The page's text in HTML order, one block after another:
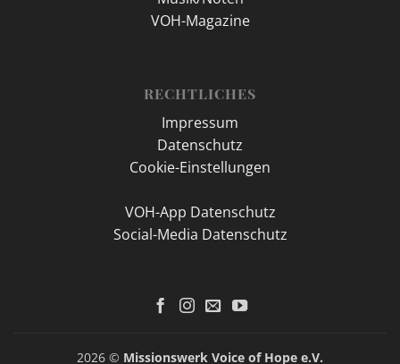
VOH-Magazine
RECHTLICHES
Impressum
Datenschutz
Cookie-Einstellungen
VOH-App Datenschutz
Social-Media Datenschutz
2026 © Missionswerk Voice of Hope e.V.